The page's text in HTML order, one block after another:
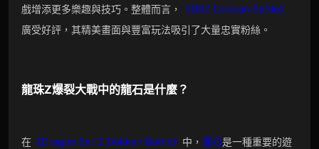
戲增添更多樂趣與技巧。整體而言，
《DBZ Dokkan Battle》
廣受好評，其精美畫面與豐富玩法吸引了大量忠實粉絲。
龍珠Z爆裂大戰中的龍石是什麼？
在《Dragon Ball Z Dokkan Battle》 中， 龍石是一種重要的遊